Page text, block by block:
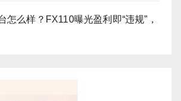
怎么样？FX110曝光盈利即“违规”，